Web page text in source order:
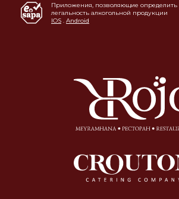
Приложения, позволяющие определить
легальность алкогольной продукции
IOS . Android